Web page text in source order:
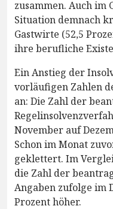
zusammen. Auch im
Situation demnach
Gastwirte (52,5
ihre berufliche
Ein Anstieg der
vorläufigen Zahlen
an: Die Zahl der
November auf
Schon im Monat
geklettert. Im
die Zahl der
Angaben zufolge im
Prozent höher.